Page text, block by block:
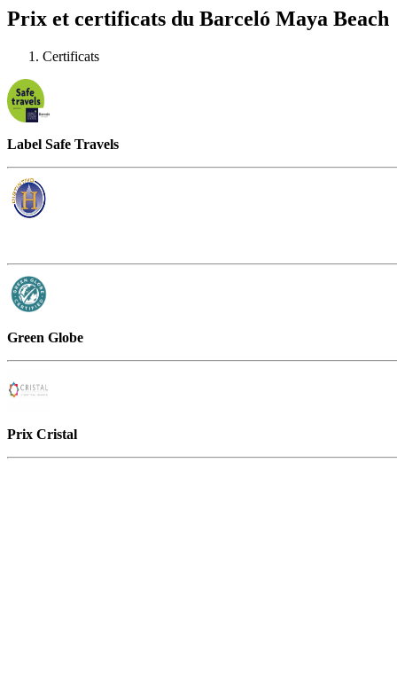
Prix et certificats du Barceló Maya Beach
Certificats
Label Safe Travels
Green Globe
Prix Cristal